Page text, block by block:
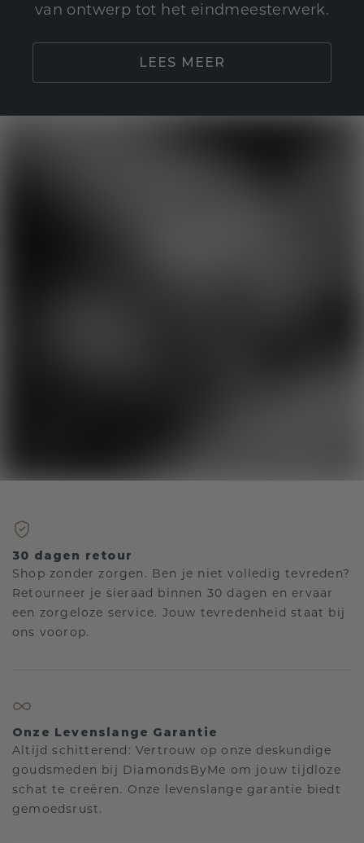
van ontwerp tot het eindmeesterwerk.
LEES MEER
30 dagen retour
Shop zonder zorgen. Ben je niet volledig tevreden?
Retourneer je sieraad binnen 30 dagen en ervaar
een zorgeloze service. Jouw tevredenheid staat bij
ons voorop.
Onze Levenslange Garantie
Altijd schitterend: Vertrouw op onze deskundige
goudsmeden bij DiamondsByMe om jouw tijdloze
schat te creëren. Onze levenslange garantie biedt
gemoedsrust.